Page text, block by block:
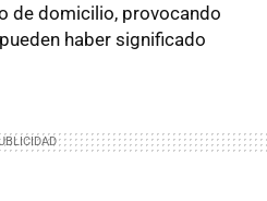
de domicilio, provocando
haber significado